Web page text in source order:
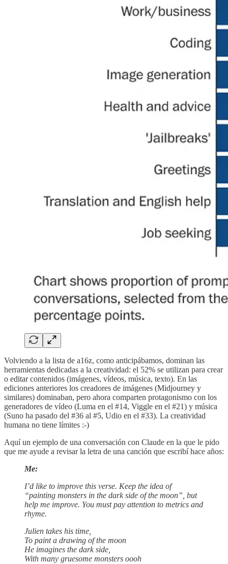
Volviendo a la lista de a16z, como anticipábamos, dominan las
herramientas dedicadas a la creatividad: el 52% se utilizan para crear
o editar contenidos (imágenes, vídeos, música, texto). En las
ediciones anteriores los creadores de imágenes (Midjourney y
similares) dominaban, pero ahora comparten protagonismo con los
generadores de vídeo (Luma en el #14, Viggle en el #21) y música
(Suno ha pasado del #36 al #5, Udio en el #33). La creatividad
humana no tiene límites :-)
Aquí un ejemplo de una conversación con Claude en la que le pido
que me ayude a revisar la letra de una canción que escribí hace años:
Me:
I’d like to improve this verse. Keep the idea of
“painting monsters in the dark side of the moon”, but
help me improve. You must pay attention to metrics and
rhyme.
Julien takes his time,
To paint a drawing of the moon
He imagines the dark side,
With many gruesome monsters oooh